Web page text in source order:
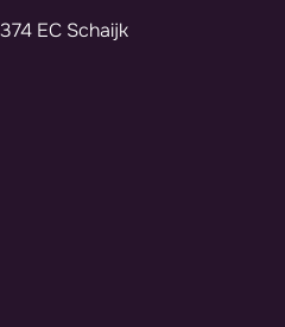
EC Schaijk